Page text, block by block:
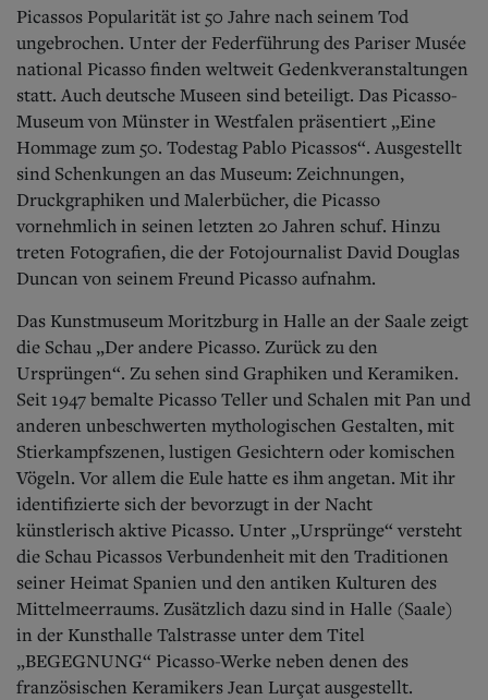
Picassos Popularität ist 50 Jahre nach seinem Tod
ungebrochen. Unter der Federführung des Pariser Musée
national Picasso finden weltweit Gedenkveranstaltungen
statt. Auch deutsche Museen sind beteiligt. Das Picasso-
Museum von Münster in Westfalen präsentiert „Eine
Hommage zum 50. Todestag Pablo Picassos“. Ausgestellt
sind Schenkungen an das Museum: Zeichnungen,
Druckgraphiken und Malerbücher, die Picasso
vornehmlich in seinen letzten 20 Jahren schuf. Hinzu
treten Fotografien, die der Fotojournalist David Douglas
Duncan von seinem Freund Picasso aufnahm.
Das Kunstmuseum Moritzburg in Halle an der Saale zeigt
die Schau „Der andere Picasso. Zurück zu den
Ursprüngen“. Zu sehen sind Graphiken und Keramiken.
Seit 1947 bemalte Picasso Teller und Schalen mit Pan und
anderen unbeschwerten mythologischen Gestalten, mit
Stierkampfszenen, lustigen Gesichtern oder komischen
Vögeln. Vor allem die Eule hatte es ihm angetan. Mit ihr
identifizierte sich der bevorzugt in der Nacht
künstlerisch aktive Picasso. Unter „Ursprünge“ versteht
die Schau Picassos Verbundenheit mit den Traditionen
seiner Heimat Spanien und den antiken Kulturen des
Mittelmeerraums. Zusätzlich dazu sind in Halle (Saale)
in der Kunsthalle Talstrasse unter dem Titel
„BEGEGNUNG“ Picasso-Werke neben denen des
französischen Keramikers Jean Lurçat ausgestellt.